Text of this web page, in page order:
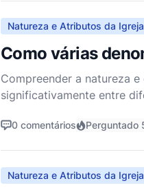
Natureza e Atributos da Igreja
Como várias
Compreender a natureza
significativamente entre
0 comentários Perguntado
Natureza e Atributos da Igreja